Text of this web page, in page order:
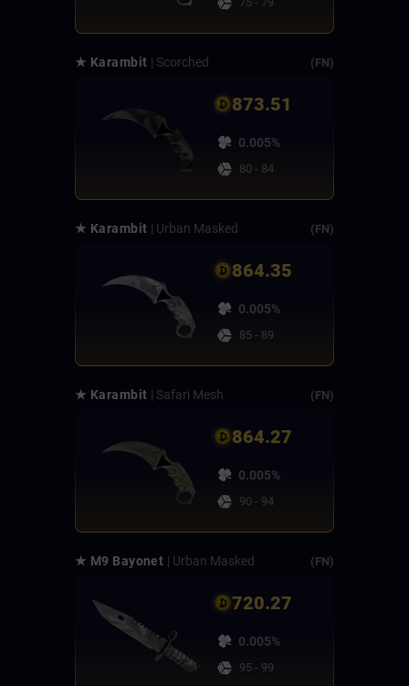
★ Karambit | Scorched (FN)
873.51
0.005%
80 - 84
★ Karambit | Urban Masked (FN)
864.35
0.005%
85 - 89
★ Karambit | Safari Mesh (FN)
864.27
0.005%
90 - 94
★ M9 Bayonet | Urban Masked (FN)
720.27
0.005%
95 - 99